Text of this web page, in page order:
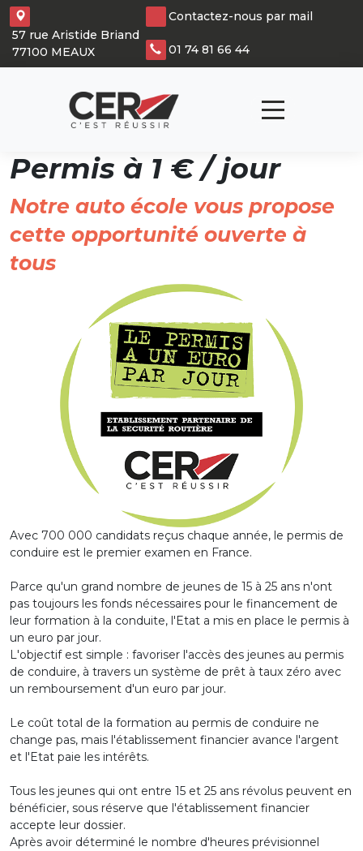
Panneau de gestion des cookies
57 rue Aristide Briand
77100 MEAUX
Contactez-nous par mail
01 74 81 66 44
Permis à 1 € / jour
Notre auto école vous propose
cette opportunité ouverte à
tous
Avec 700 000 candidats reçus chaque année, le permis de
conduire est le premier examen en France.
Parce qu'un grand nombre de jeunes de 15 à 25 ans n'ont
pas toujours les fonds nécessaires pour le financement de
leur formation à la conduite, l'Etat a mis en place le permis à
un euro par jour.
L'objectif est simple : favoriser l'accès des jeunes au permis
de conduire, à travers un système de prêt à taux zéro avec
un remboursement d'un euro par jour.
Le coût total de la formation au permis de conduire ne
change pas, mais l'établissement financier avance l'argent
et l'Etat paie les intérêts.
Tous les jeunes qui ont entre 15 et 25 ans révolus peuvent en
bénéficier, sous réserve que l'établissement financier
accepte leur dossier.
Après avoir déterminé le nombre d'heures prévisionnel